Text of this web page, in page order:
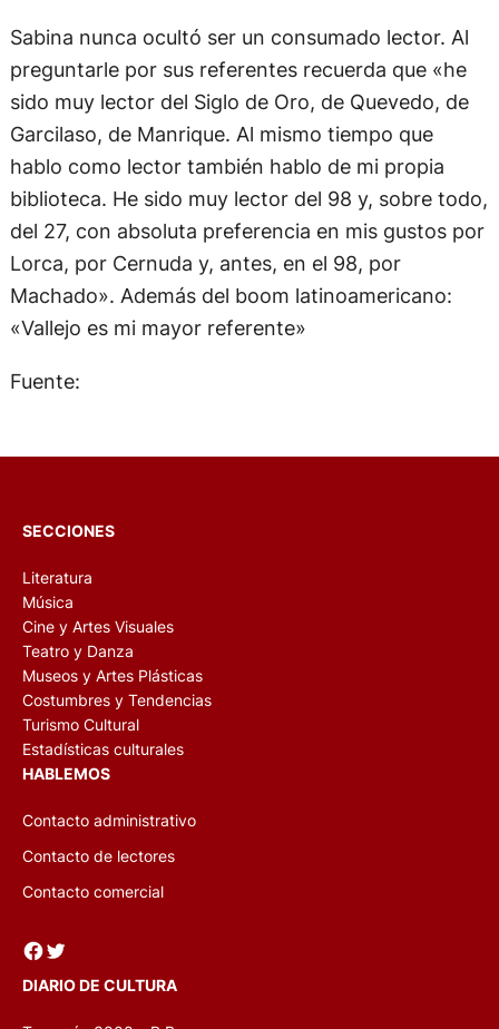
Sabina nunca ocultó ser un consumado lector. Al
preguntarle por sus referentes recuerda que «he
sido muy lector del Siglo de Oro, de Quevedo, de
Garcilaso, de Manrique. Al mismo tiempo que
hablo como lector también hablo de mi propia
biblioteca. He sido muy lector del 98 y, sobre todo,
del 27, con absoluta preferencia en mis gustos por
Lorca, por Cernuda y, antes, en el 98, por
Machado». Además del boom latinoamericano:
«Vallejo es mi mayor referente»
Fuente:
SECCIONES
Literatura
Música
Cine y Artes Visuales
Teatro y Danza
Museos y Artes Plásticas
Costumbres y Tendencias
Turismo Cultural
Estadísticas culturales
HABLEMOS
Contacto administrativo
Contacto de lectores
Contacto comercial
Facebook Twitter
DIARIO DE CULTURA